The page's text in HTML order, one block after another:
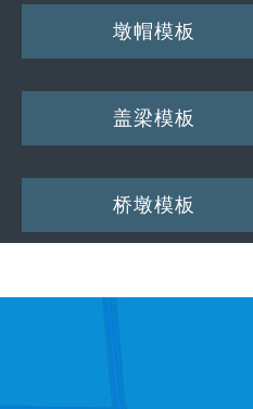
墩帽模板
盖梁模板
桥墩模板